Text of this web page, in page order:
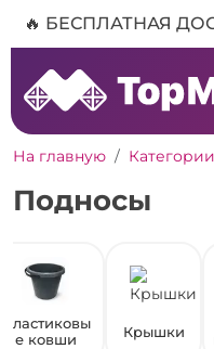
🔥 БЕСПЛАТНАЯ
На главную Категории
Подносы
Пластиковы
е ковши
Крышки